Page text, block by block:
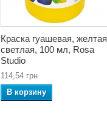
Краска гуашевая, желтая
светлая, 100 мл, Rosa
Studio
114,54 грн
В корзину